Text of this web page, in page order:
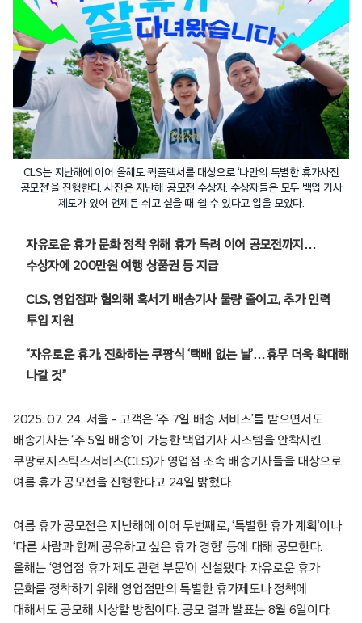
CLS는 지난해에 이어 올해도 퀵플렉서를 대상으로 ‘나만의 특별한 휴가사진
공모전’을 진행한다. 사진은 지난해 공모전 수상자. 수상자들은 모두 백업 기사
제도가 있어 언제든 쉬고 싶을 때 쉴 수 있다고 입을 모았다.
자유로운 휴가 문화 정착 위해 휴가 독려 이어 공모전까지…
수상자에 200만원 여행 상품권 등 지급
CLS, 영업점과 협의해 혹서기 배송기사 물량 줄이고, 추가 인력
투입 지원
“자유로운 휴가, 진화하는 쿠팡식 ‘택배 없는 날’…휴무 더욱 확대해
나갈 것”
2025. 07. 24. 서울 – 고객은 ‘주 7일 배송 서비스’를 받으면서도
배송기사는 ‘주 5일 배송’이 가능한 백업기사 시스템을 안착시킨
쿠팡로지스틱스서비스(CLS)가 영업점 소속 배송기사들을 대상으로
여름 휴가 공모전을 진행한다고 24일 밝혔다.
여름 휴가 공모전은 지난해에 이어 두번째로, ‘특별한 휴가 계획’이나
‘다른 사람과 함께 공유하고 싶은 휴가 경험’ 등에 대해 공모한다.
올해는 ‘영업점 휴가 제도 관련 부문’이 신설됐다. 자유로운 휴가
문화를 정착하기 위해 영업점만의 특별한 휴가제도나 정책에
대해서도 공모해 시상할 방침이다. 공모 결과 발표는 8월 6일이다.